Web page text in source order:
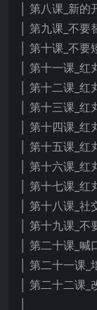
│ 第八课_新
│ 第九课_不
│ 第十课_不
│ 第十一课_
│ 第十二课_
│ 第十三课_
│ 第十四课_
│ 第十五课_
│ 第十六课_
│ 第十七课_
│ 第十八课_
│ 第十九课_
│ 第二十课_
│ 第二十一课
│ 第二十二课